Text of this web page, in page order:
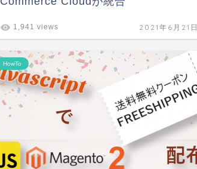
1,941 views 2021年6月21日
HowTo